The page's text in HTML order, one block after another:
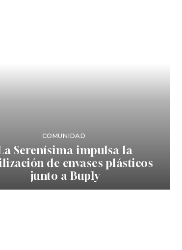
COMUNIDAD
Serenísima impulsa la
de envases plásticos
junto a Buply